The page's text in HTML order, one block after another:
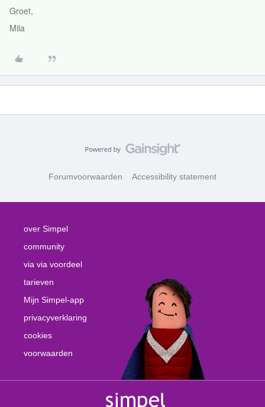
Groet,
Mila
Forumvoorwaarden Accessibility statement
over Simpel
community
via via voordeel
tarieven
Mijn Simpel-app
privacyverklaring
cookies
voorwaarden